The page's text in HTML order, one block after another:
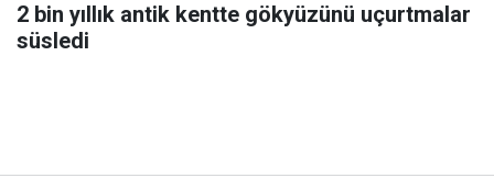
2 bin yıllık antik kentte gökyüzünü uçurtmalar
süsledi